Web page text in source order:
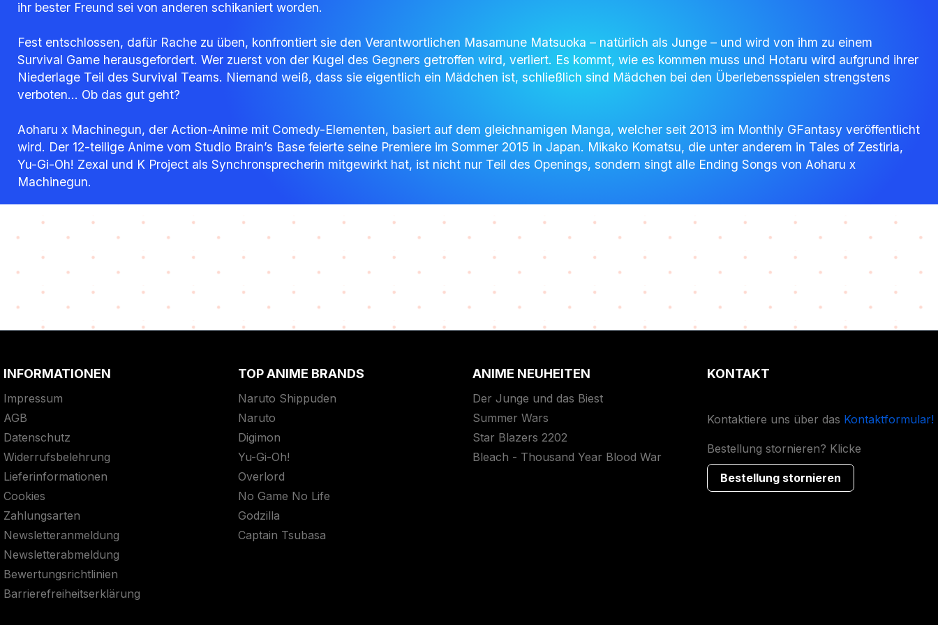
ihr bester Freund sei von anderen schikaniert worden.
Fest entschlossen, dafür Rache zu üben, konfrontiert sie den Verantwortlichen Masamune Matsuoka – natürlich als Junge – und wird von ihm zu einem
Survival Game herausgefordert. Wer zuerst von der Kugel des Gegners getroffen wird, verliert. Es kommt, wie es kommen muss und Hotaru wird aufgrund ihrer
Niederlage Teil des Survival Teams. Niemand weiß, dass sie eigentlich ein Mädchen ist, schließlich sind Mädchen bei den Überlebensspielen strengstens
verboten… Ob das gut geht?
Aoharu x Machinegun, der Action-Anime mit Comedy-Elementen, basiert auf dem gleichnamigen Manga, welcher seit 2013 im Monthly GFantasy veröffentlicht
wird. Der 12-teilige Anime vom Studio Brain’s Base feierte seine Premiere im Sommer 2015 in Japan. Mikako Komatsu, die unter anderem in Tales of Zestiria,
Yu-Gi-Oh! Zexal und K Project als Synchronsprecherin mitgewirkt hat, ist nicht nur Teil des Openings, sondern singt alle Ending Songs von Aoharu x
Machinegun.
INFORMATIONEN
Impressum
AGB
Datenschutz
Widerrufsbelehrung
Lieferinformationen
Cookies
Zahlungsarten
Newsletteranmeldung
Newsletterabmeldung
Bewertungsrichtlinien
Barrierefreiheitserklärung
TOP ANIME BRANDS
Naruto Shippuden
Naruto
Digimon
Yu-Gi-Oh!
Overlord
No Game No Life
Godzilla
Captain Tsubasa
ANIME NEUHEITEN
Der Junge und das Biest
Summer Wars
Star Blazers 2202
Bleach - Thousand Year Blood War
KONTAKT
Kontaktiere uns über das Kontaktformular!
Bestellung stornieren? Klicke
Bestellung stornieren